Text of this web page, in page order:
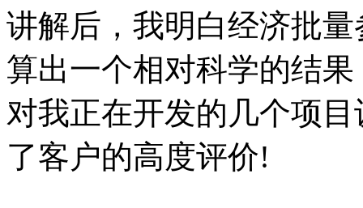
讲解后，我明白经济批
算出一个相对科学的结
对我正在开发的几个项
了客户的高度评价!